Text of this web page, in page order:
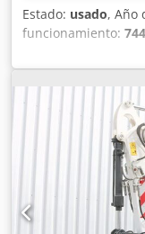
Estado: usado, Año
funcionamiento:
fabricada en 2023,
con 4 cucharones.
Año de
aproximadamente
Acoplamiento
con ancho
diésel Kubota *
Para cualquier
WhatsApp ?Toda
garantía ni